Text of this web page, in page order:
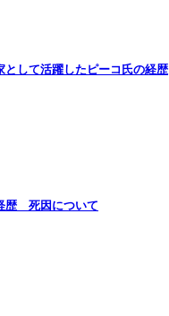
して活躍したピーコ氏の経歴
歴 死因について